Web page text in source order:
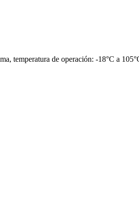
temperatura de operación: -18°C a